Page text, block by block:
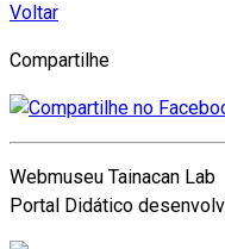
Voltar
Compartilhe
Webmuseu Tainacan Lab
Portal Didático